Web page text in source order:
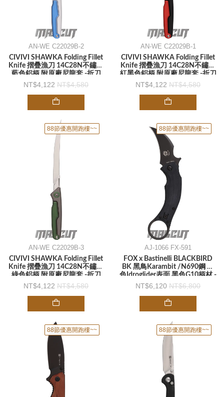
AN-WE C22029B-2
CIVIVI SHAWKA Folding Fillet
Knife 摺疊漁刀 14C28N不鏽鋼
藍色鋁柄 附原廠尼龍套 -折刀
4,122 4,580
AN-WE C22029B-1
CIVIVI SHAWKA Folding Fillet
Knife 摺疊漁刀 14C28N不鏽鋼
紅黑色鋁柄 附原廠尼龍套 -折刀
4,122 4,580
88節優惠開跑樓~~
AN-WE C22029B-3
CIVIVI SHAWKA Folding Fillet
Knife 摺疊漁刀 14C28N不鏽鋼
綠色鋁柄 附原廠尼龍套 -折刀
4,122 4,580
88節優惠開跑樓~~
AJ-1066 FX-591
FOX x Bastinelli BLACKBIRD
BK 黑鳥Karambit /N690鋼 黑
色Idroglider表面 黑色G10柄材 -
折刀
6,120 6,800
88節優惠開跑樓~~ 88節優惠開跑樓~~